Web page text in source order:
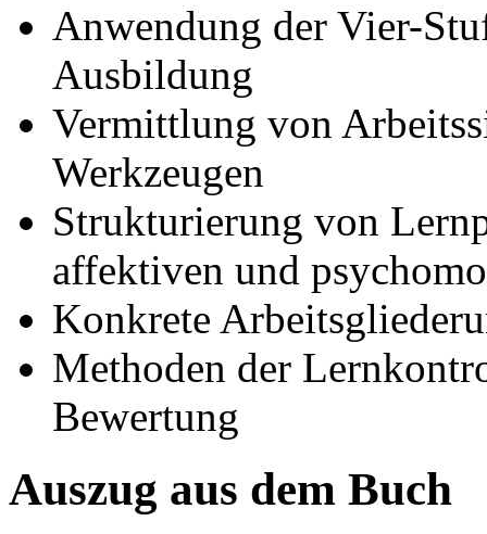
Anwendung der Vier-
Ausbildung
Vermittlung von
Werkzeugen
Strukturierung von
affektiven und
Konkrete
Methoden der
Bewertung
Auszug aus dem Buch